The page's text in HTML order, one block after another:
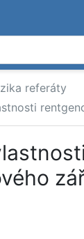
referáty